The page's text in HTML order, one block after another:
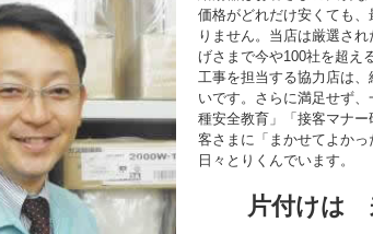
価格がどれだけ安くても
りません。当店は厳選さ
げさまで今や100社を超え
工事を担当する協力店は
いです。さらに満足せず
種安全教育」「接客マナ
客さまに「まかせてよか
日々とりくんでいます。
片付けは